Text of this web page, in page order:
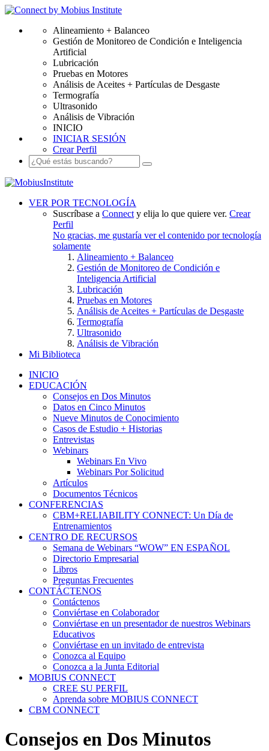
Alineamiento + Balanceo
Gestión de Monitoreo de Condición e Inteligencia
Artificial
Lubricación
Pruebas en Motores
Análisis de Aceites + Partículas de Desgaste
Termografía
Ultrasonido
Análisis de Vibración
INICIO
INICIAR SESIÓN
Crear Perfil
VER POR TECNOLOGÍA
Suscríbase a Connect y elija lo que quiere ver. Crear
Perfil
No gracias, me gustaría ver el contenido por tecnología
solamente
Alineamiento + Balanceo
Gestión de Monitoreo de Condición e
Inteligencia Artificial
Lubricación
Pruebas en Motores
Análisis de Aceites + Partículas de Desgaste
Termografía
Ultrasonido
Análisis de Vibración
Mi Biblioteca
INICIO
EDUCACIÓN
Consejos en Dos Minutos
Datos en Cinco Minutos
Nueve Minutos de Conocimiento
Casos de Estudio + Historias
Entrevistas
Webinars
Webinars En Vivo
Webinars Por Solicitud
Artículos
Documentos Técnicos
CONFERENCIAS
CBM+RELIABILITY CONNECT: Un Día de
Entrenamientos
CENTRO DE RECURSOS
Semana de Webinars “WOW” EN ESPAÑOL
Directorio Empresarial
Libros
Preguntas Frecuentes
CONTÁCTENOS
Contáctenos
Conviértase en Colaborador
Conviértase en un presentador de nuestros Webinars
Educativos
Conviértase en un invitado de entrevista
Conozca al Equipo
Conozca a la Junta Editorial
MOBIUS CONNECT
CREE SU PERFIL
Aprenda sobre MOBIUS CONNECT
CBM CONNECT
Consejos en Dos Minutos